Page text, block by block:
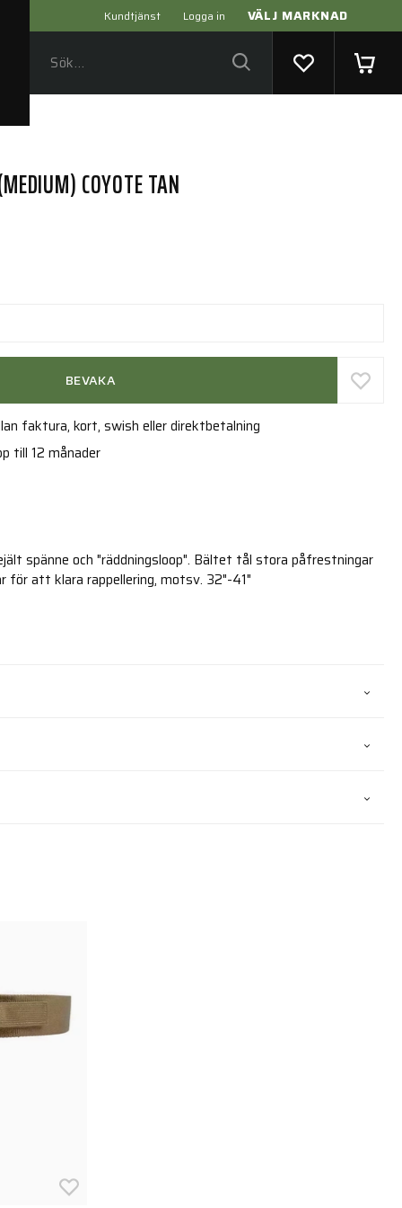
Kundtjänst Logga in VÄLJ MARKNAD
COYOTE TAN
BEVAKA
faktura, kort, swish eller direktbetalning
till 12 månader
spänne och "räddningsloop". Bältet tål stora påfrestningar
för att klara rappellering, motsv. 32"-41"